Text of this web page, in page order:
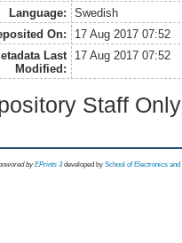
Language:
Swedish
On:
17 Aug 2017 07:52
Last
Modified:
17 Aug 2017 07:52
Staff
byEPrints 3 developed by School of Electronics